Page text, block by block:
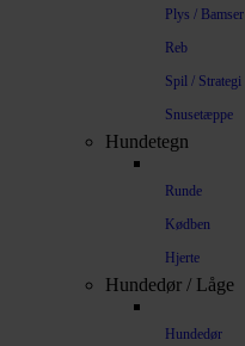
Plys / Bamser
Reb
Spil / Strategi
Snusetæppe
Hundetegn
Runde
Kødben
Hjerte
Hundedør / Låge
Hundedør